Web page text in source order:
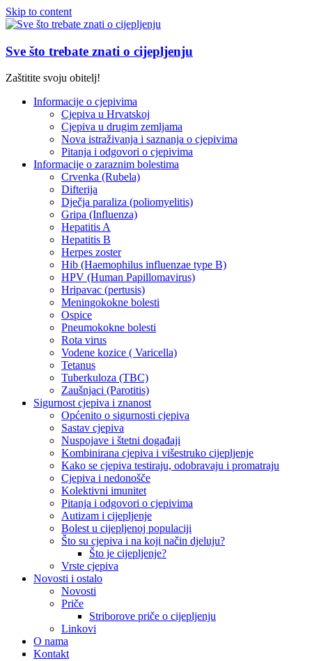
Skip to content
Sve što trebate znati o cijepljenju
Zaštitite svoju obitelj!
Informacije o cjepivima
Cjepiva u Hrvatskoj
Cjepiva u drugim zemljama
Nova istraživanja i saznanja o cjepivima
Pitanja i odgovori o cjepivima
Informacije o zaraznim bolestima
Crvenka (Rubela)
Difterija
Dječja paraliza (poliomyelitis)
Gripa (Influenza)
Hepatitis A
Hepatitis B
Herpes zoster
Hib (Haemophilus influenzae type B)
HPV (Human Papillomavirus)
Hripavac (pertusis)
Meningokokne bolesti
Ospice
Pneumokokne bolesti
Rota virus
Vodene kozice ( Varicella)
Tetanus
Tuberkuloza (TBC)
Zaušnjaci (Parotitis)
Sigurnost cjepiva i znanost
Općenito o sigurnosti cjepiva
Sastav cjepiva
Nuspojave i štetni događaji
Kombinirana cjepiva i višestruko cijepljenje
Kako se cjepiva testiraju, odobravaju i promatraju
Cjepiva i nedonošče
Kolektivni imunitet
Pitanja i odgovori o cjepivima
Autizam i cijepljenje
Bolest u cijepljenoj populaciji
Što su cjepiva i na koji način djeluju?
Što je cijepljenje?
Vrste cjepiva
Novosti i ostalo
Novosti
Priče
Striborove priče o cijepljenju
Linkovi
O nama
Kontakt